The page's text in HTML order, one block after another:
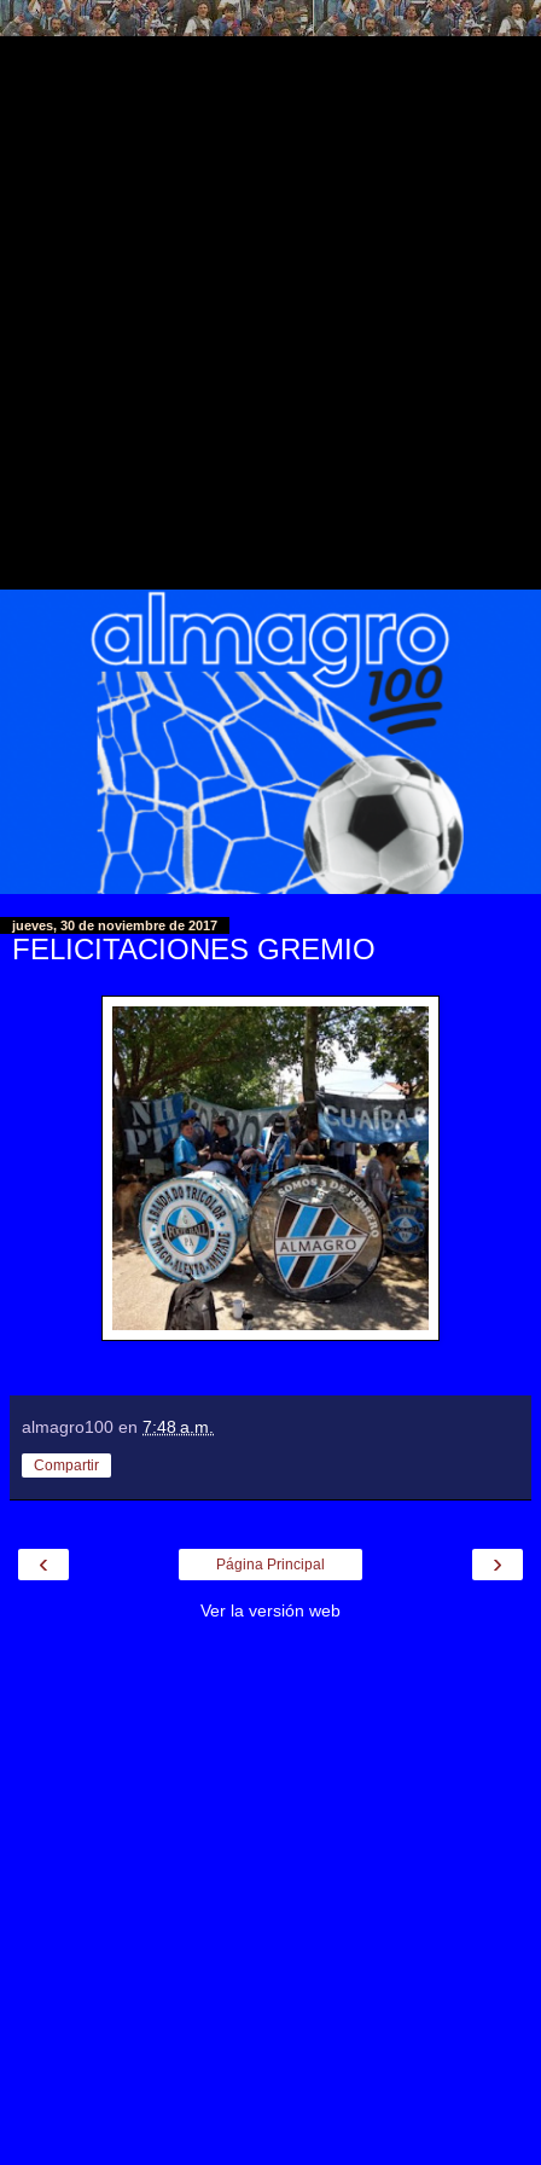
jueves, 30 de noviembre de 2017
FELICITACIONES GREMIO
almagro100 en 7:48 a.m.
Compartir
‹ ›
Página Principal
Ver la versión web